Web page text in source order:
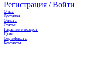
Регистрация / Войти
О нас
Доставка
Оплата
Cтатьи
Гарантии и возврат
Цены
Сертификаты
Контакты